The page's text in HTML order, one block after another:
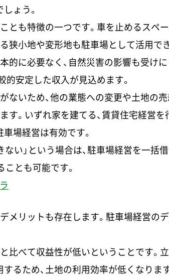
ょう。
とも特徴の一つです。車を止めるスペ
狭小地や変形地も駐車場として活用で
的に必要なく、自然災害の影響も受け
的安定した収入が見込めます。
ないため、他の業態への変更や土地の
す。いずれ家を建てる、賃貸住宅経営を
場経営は有効です。
い」という場合は、駐車場経営を一括
とも可能です。
メリットも存在します。駐車場経営の
比べて収益性が低いということです。
るため、土地の利用効率が低くなります